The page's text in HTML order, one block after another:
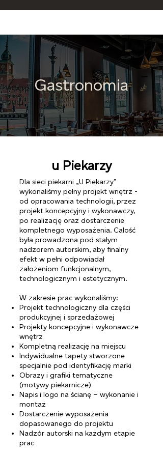
Gastronomia
u Piekarzy
Dla sieci piekarni „U Piekarzy”
wykonaliśmy pełny projekt wnętrz -
od opracowania technologii, przez
projekt koncepcyjny i wykonawczy,
po realizację oraz dostarczenie
kompletnego wyposażenia. Całość
była prowadzona pod stałym
nadzorem autorskim, aby finalny
efekt w pełni odpowiadał
założeniom funkcjonalnym,
technologicznym i estetycznym.
W zakresie prac wykonaliśmy:
Projekt technologiczny dla części
produkcyjnej i sprzedażowej
Projekty koncepcyjne i wykonawcze
wnętrz
Kompletną realizację na miejscu
Indywidualne tapety stworzone
specjalnie pod identyfikację marki
Obrazy i grafiki tematyczne
(motywy piekarnicze)
Napis i logo na ścianę – wykonanie i
montaż
Dostarczenie wyposażenia
dopasowanego do projektu
Nadzór autorski na każdym etapie
prac